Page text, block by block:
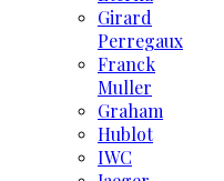
Girard
Perregaux
Franck
Muller
Graham
Hublot
IWC